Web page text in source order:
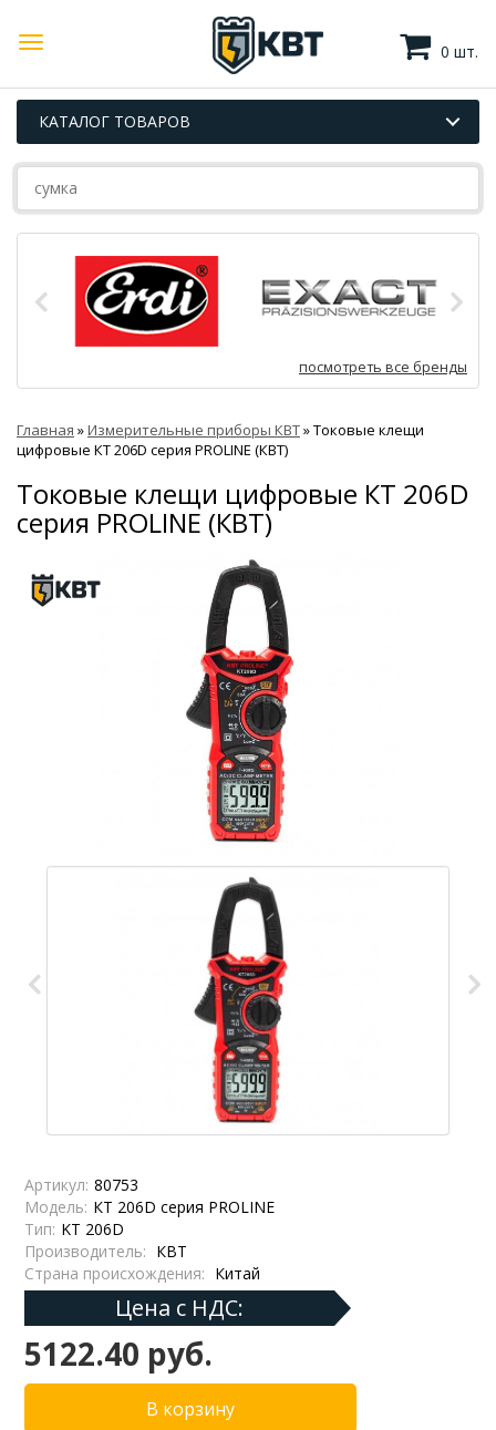
0 шт.
КАТАЛОГ ТОВАРОВ
посмотреть все бренды
Главная »Измерительные приборы КВТ»Токовые клещи
цифровые КТ 206D серия PROLINE (КВТ)
Токовые клещи цифровые КТ 206D
серия PROLINE (КВТ)
Артикул: 80753
Модель: КТ 206D серия PROLINE
Тип: KT 206D
Производитель: КВТ
Страна происхождения: Китай
Цена с НДС:
5122.40 руб.